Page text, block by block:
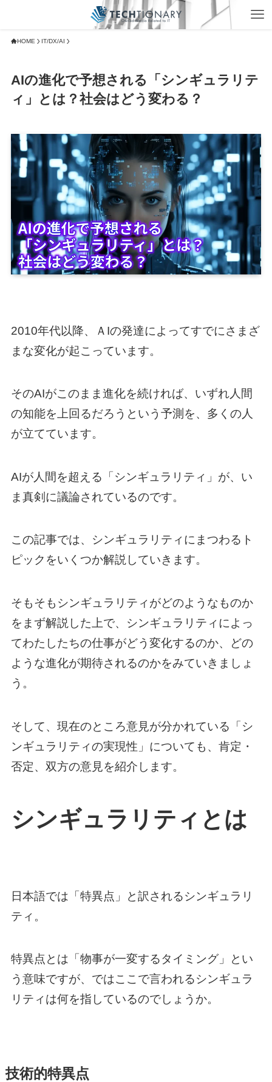
HOME IT/DX/AI
AIの進化で予想される「シンギュラリテ
ィ」とは？社会はどう変わる？
2010年代以降、ＡIの発達によってすでにさまざ
まな変化が起こっています。
そのAIがこのまま進化を続ければ、いずれ人間
の知能を上回るだろうという予測を、多くの人
が立てています。
AIが人間を超える「シンギュラリティ」が、い
ま真剣に議論されているのです。
この記事では、シンギュラリティにまつわるト
ピックをいくつか解説していきます。
そもそもシンギュラリティがどのようなものか
をまず解説した上で、シンギュラリティによっ
てわたしたちの仕事がどう変化するのか、どの
ような進化が期待されるのかをみていきましょ
う。
そして、現在のところ意見が分かれている「シ
ンギュラリティの実現性」についても、肯定・
否定、双方の意見を紹介します。
シンギュラリティとは
日本語では「特異点」と訳されるシンギュラリ
ティ。
特異点とは「物事が一変するタイミング」とい
う意味ですが、ではここで言われるシンギュラ
リティは何を指しているのでしょうか。
技術的特異点